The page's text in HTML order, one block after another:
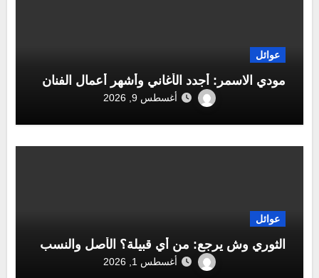
عوائل
مودي الاسمر: أجدد الأغاني وأشهر أعمال الفنان
أغسطس 9, 2026
عوائل
الثوري وش يرجع: من أي قبيلة؟ الأصل والنسب
أغسطس 1, 2026